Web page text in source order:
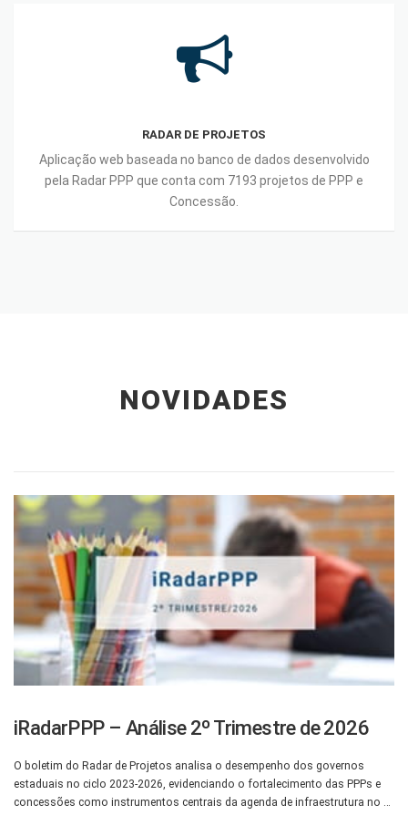
RADAR DE PROJETOS
Aplicação web baseada no banco de dados desenvolvido
pela Radar PPP que conta com 7193 projetos de PPP e
Concessão.
NOVIDADES
iRadarPPP – Análise 2º Trimestre de 2026
O boletim do Radar de Projetos analisa o desempenho dos governos
estaduais no ciclo 2023-2026, evidenciando o fortalecimento das PPPs e
concessões como instrumentos centrais da agenda de infraestrutura no …